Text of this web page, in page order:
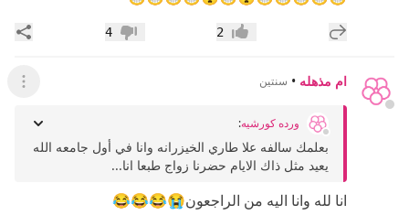
إضافة رد جديد إعجاب2 عدم إعجاب
4
ام مذهله • سنتين عرض
ورده كورشيه:
بعلمك سالفه علا طاري الخيزرانه وانا في أول جامعه الله
يعيد مثل ذاك الايام حضرنا زواج طبعا انا...
انا لله وانا اليه من الراجعون😭😂😂😂